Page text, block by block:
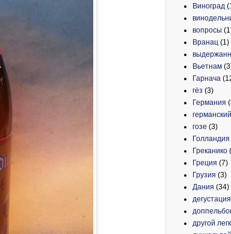
Виноград
вопросы
Вранац (1)
Вьетнам
Гарнача
гёз (3)
Германия
гозе (3)
Голландия
Греканико
Греция (7)
Грузия (3)
Дания (34)
дегустация
другой